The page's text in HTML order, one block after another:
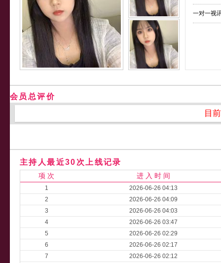
一对一视
会员总评价
目
主持人最近30次上线记录
项 次 进 入 时 间
1
2026-06-26 04:13
2
2026-06-26 04:09
3
2026-06-26 04:03
4
2026-06-26 03:47
5
2026-06-26 02:29
6
2026-06-26 02:17
7
2026-06-26 02:12